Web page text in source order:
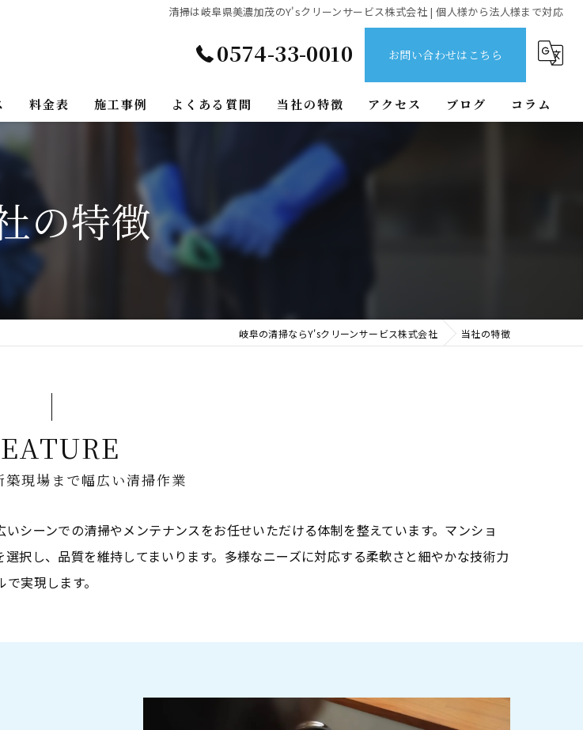
清掃は岐阜県美濃加茂のY'sクリーンサービス株式会社 | 個人様から法人様まで対応
0574-33-0010 お問い合わせはこちら
料金表 施工事例 よくある質問 当社の特徴
排水管
貯水槽
エアコン
アクセス ブログ コラム
の特徴
岐阜の清掃ならY'sクリーンサービス株式会社 当社の特徴
築現場まで幅広い清掃作業
シーンでの清掃やメンテナンスをお任せいただける体制を整えています。マンショ
択し、品質を維持してまいります。多様なニーズに対応する柔軟さと細やかな技術力
実現します。